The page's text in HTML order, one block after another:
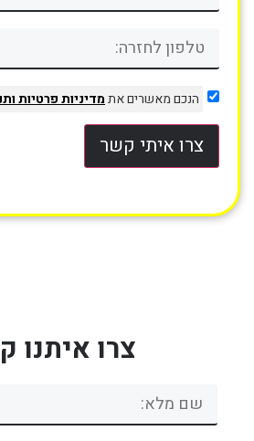
הנכם מאשרים אתמדיניות פרטיות
צרו איתי קשר
צרו איתנו